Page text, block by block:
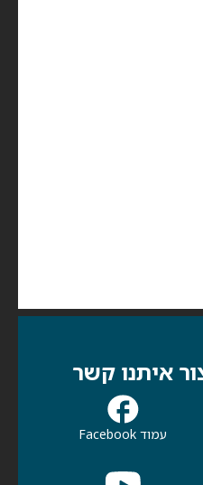
איתנו קשר
עמוד Facebook